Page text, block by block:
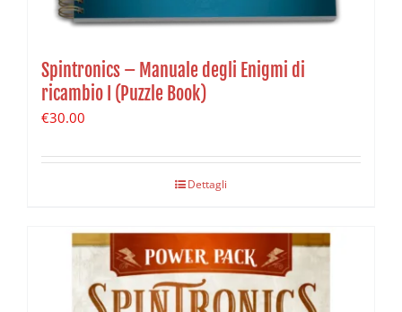
Spintronics – Manuale degli Enigmi di
ricambio I (Puzzle Book)
€30.00
Dettagli